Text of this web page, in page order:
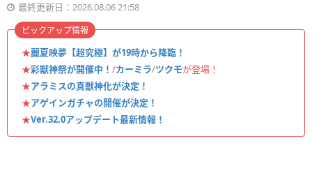
最終更新日：2026.08.06 21:58
★麗夏映夢【超究極】が19時から降臨！
★彩獣神祭が開催中！ /カーミラ/ツクモが登場！
★アラミスの真獣神化が決定！
★アゲインガチャの開催が決定！
★Ver.32.0アップデート最新情報！
ピックアップ情報